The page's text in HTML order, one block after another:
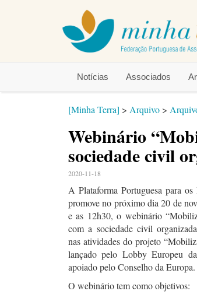
Notícias Associados
[Minha Terra] > Arquivo >
Webinário
sociedade civil
2020-11-18
A Plataforma Portuguesa para
promove no próximo dia 20 de
e as 12h30, o webinário
com a sociedade civil
nas atividades do projeto
lançado pelo Lobby Europeu
apoiado pelo Conselho da Europa.
O webinário tem como objetivos: